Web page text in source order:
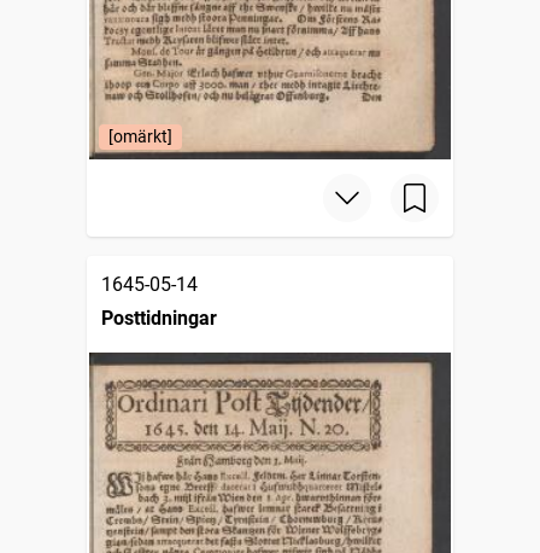
[omärkt]
1645-05-14
Posttidningar